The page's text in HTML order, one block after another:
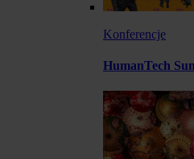
Konferencje
HumanTech